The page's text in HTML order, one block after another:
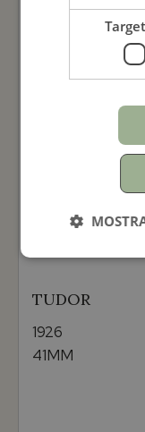
TUDOR
1926
41MM